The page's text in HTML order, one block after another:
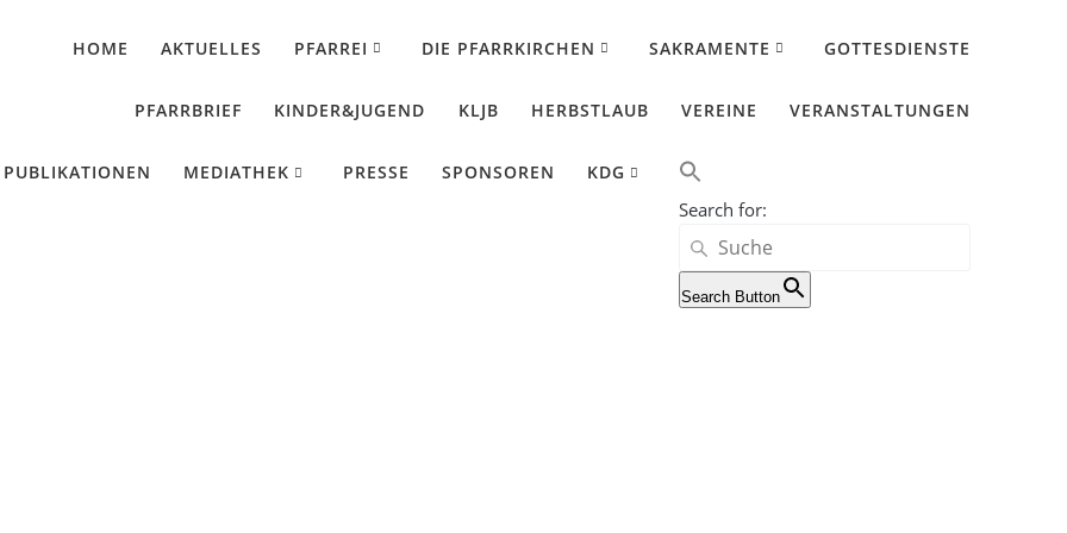
HOME AKTUELLES PFARREI DIE PFARRKIRCHEN SAKRAMENTE GOTTESDIENSTE
PFARRBRIEF KINDER&JUGEND KLJB HERBSTLAUB VEREINE VERANSTALTUNGEN
PUBLIKATIONEN MEDIATHEK PRESSE SPONSOREN KDG
Search for:
Search Button